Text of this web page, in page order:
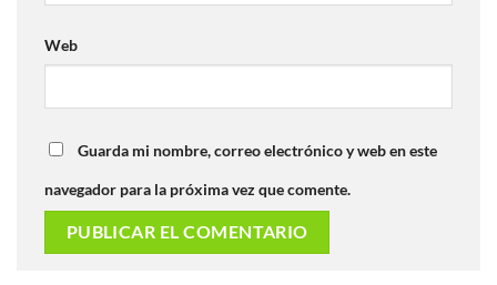
Web
Guarda mi nombre, correo electrónico y web en este
navegador para la próxima vez que comente.